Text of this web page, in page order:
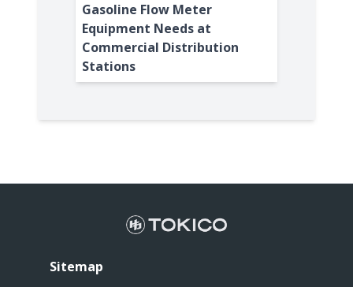
Gasoline Flow Meter
Equipment Needs at
Commercial Distribution
Stations
Sitemap